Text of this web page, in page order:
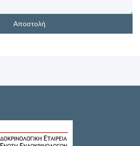
Αποστολή